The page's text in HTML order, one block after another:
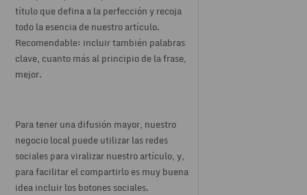
título que defina a la perfección y recoja
todo la esencia de nuestro artículo.
Recomendable: incluir también palabras
clave, cuanto más al principio de la frase,
mejor.
Para tener una difusión mayor, nuestro
negocio local puede utilizar las redes
sociales para viralizar nuestro artículo, y,
para facilitar el compartirlo es muy buena
idea incluir los botones sociales.